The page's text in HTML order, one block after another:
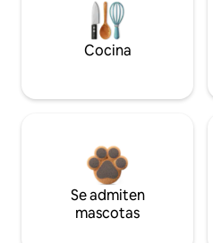
Cocina
Se admiten
mascotas